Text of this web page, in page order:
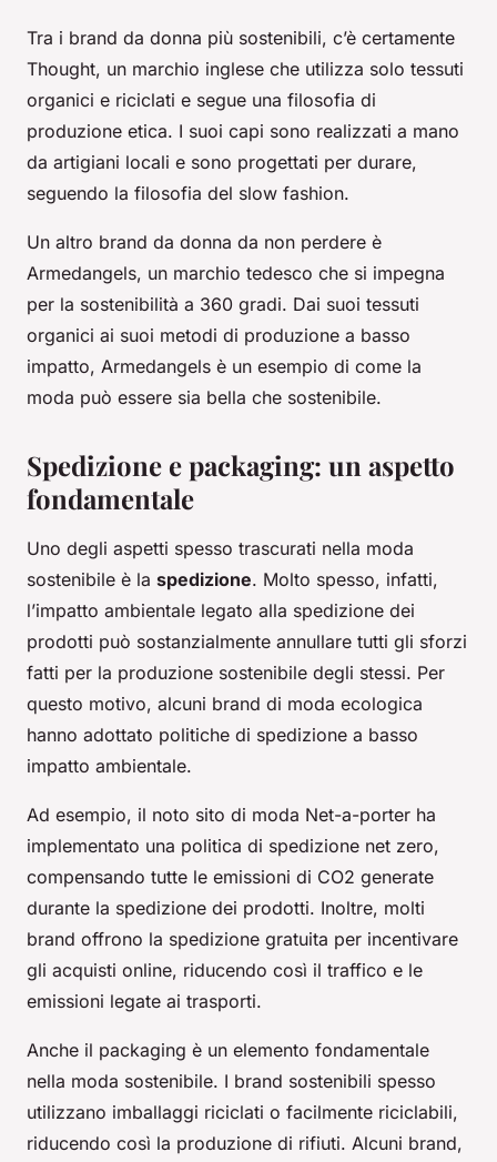
Tra i brand da donna più sostenibili, c’è certamente
Thought, un marchio inglese che utilizza solo tessuti
organici e riciclati e segue una filosofia di
produzione etica. I suoi capi sono realizzati a mano
da artigiani locali e sono progettati per durare,
seguendo la filosofia del slow fashion.
Un altro brand da donna da non perdere è
Armedangels, un marchio tedesco che si impegna
per la sostenibilità a 360 gradi. Dai suoi tessuti
organici ai suoi metodi di produzione a basso
impatto, Armedangels è un esempio di come la
moda può essere sia bella che sostenibile.
Spedizione e packaging: un aspetto
fondamentale
Uno degli aspetti spesso trascurati nella moda
sostenibile è la spedizione. Molto spesso, infatti,
l’impatto ambientale legato alla spedizione dei
prodotti può sostanzialmente annullare tutti gli sforzi
fatti per la produzione sostenibile degli stessi. Per
questo motivo, alcuni brand di moda ecologica
hanno adottato politiche di spedizione a basso
impatto ambientale.
Ad esempio, il noto sito di moda Net-a-porter ha
implementato una politica di spedizione net zero,
compensando tutte le emissioni di CO2 generate
durante la spedizione dei prodotti. Inoltre, molti
brand offrono la spedizione gratuita per incentivare
gli acquisti online, riducendo così il traffico e le
emissioni legate ai trasporti.
Anche il packaging è un elemento fondamentale
nella moda sostenibile. I brand sostenibili spesso
utilizzano imballaggi riciclati o facilmente riciclabili,
riducendo così la produzione di rifiuti. Alcuni brand,